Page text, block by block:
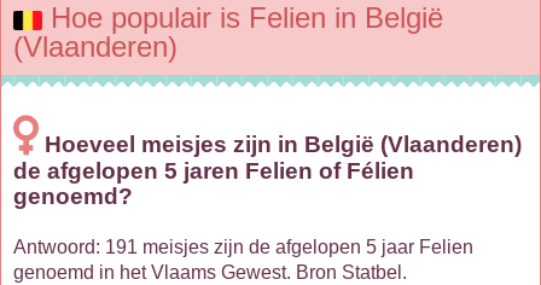
Hoe populair is Felien in België
(Vlaanderen)
Hoeveel meisjes zijn in België (Vlaanderen)
de afgelopen 5 jaren Felien of Félien
genoemd?
Antwoord: 191 meisjes zijn de afgelopen 5 jaar Felien
genoemd in het Vlaams Gewest. Bron Statbel.